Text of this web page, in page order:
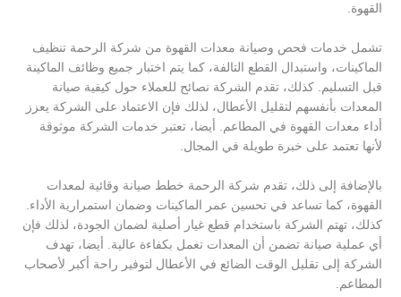
القهوة.
تشمل خدمات فحص وصيانة معدات القهوة من شركة الرحمة تنظيف
الماكينات، واستبدال القطع التالفة، كما يتم اختبار جميع وظائف الماكينة
قبل التسليم. كذلك، تقدم الشركة نصائح للعملاء حول كيفية صيانة
المعدات بأنفسهم لتقليل الأعطال، لذلك فإن الاعتماد على الشركة يعزز
أداء معدات القهوة في المطاعم. أيضا، تعتبر خدمات الشركة موثوقة
لأنها تعتمد على خبرة طويلة في المجال.
بالإضافة إلى ذلك، تقدم شركة الرحمة خطط صيانة وقائية لمعدات
القهوة، كما تساعد في تحسين عمر الماكينات وضمان استمرارية الأداء.
كذلك، تهتم الشركة باستخدام قطع غيار أصلية لضمان الجودة، لذلك فإن
أي عملية صيانة تضمن أن المعدات تعمل بكفاءة عالية. أيضا، تهدف
الشركة إلى تقليل الوقت الضائع في الأعطال لتوفير راحة أكبر لأصحاب
المطاعم.